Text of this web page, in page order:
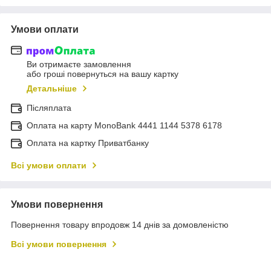
Умови оплати
Ви отримаєте замовлення
або гроші повернуться на вашу картку
Детальніше
Післяплата
Оплата на карту MonoBank 4441 1144 5378 6178
Оплата на картку Приватбанку
Всі умови оплати
Умови повернення
Повернення товару впродовж 14 днів за домовленістю
Всі умови повернення